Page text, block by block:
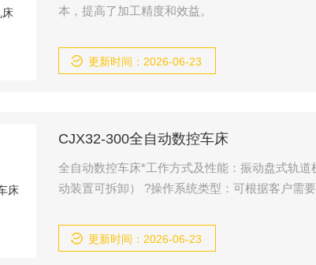
本，提高了加工精度和效益。
更新时间：2026-06-23
CJX32-300全自动数控车床
全自动数控车床*工作方式及性能：振动盘式轨
动装置可拆卸） ?操作系统类型：可根据客户需
mp;amp;amp;gt;
更新时间：2026-06-23